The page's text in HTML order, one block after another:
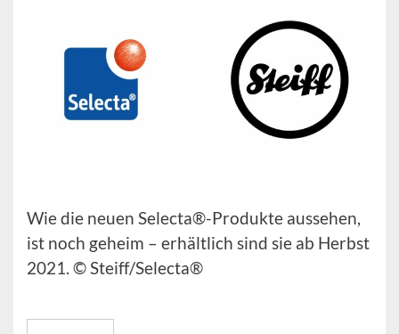
Wie die neuen Selecta®-Produkte aussehen,
ist noch geheim – erhältlich sind sie ab Herbst
2021. © Steiff/Selecta®